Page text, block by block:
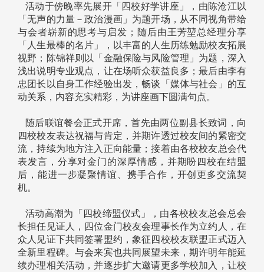
活动于傍晚率先展开「四校好学讲座」，由陈沧江以
「无声的力量－政治漫画」为题开场，从不同视角带给
与会者崭新的思考与启发；随后由王芳堃总经理分享
「人生最棒的名片」，以丰富的人生历练勉励校友拓展
视野；陈锦祥则以「金融保险与风险管理」为题，深入
浅出说明专业观点，让在场听众获益良多；最后由李有
忠团长以自身工作经验出发，畅谈「媒体与社会」的互
动关系，内容充实精彩，为讲座画下圆满句点。
随后联谊餐会正式开席，首先由两位副县长致词，向
四校校友表达祝福与肯定，并期许透过校友间的紧密交
流，持续为地方注入正向能量；接着由各校校友总会代
表发言，分享对金门的深厚情感，并期盼四校在结盟
后，能进一步凝聚情谊、携手合作，开创更多交流契
机。
活动高潮为「四校缔盟仪式」，由各校校友总会总会
长担任见证人，四位金门校友会理事长作为立约人，在
众人见证下共同签署盟约，象征四校校友联盟正式迈入
全新里程碑。与会来宾也共同展望未来，期许明年能延
续办理相关活动，并逐步扩大邀请更多学校加入，让校